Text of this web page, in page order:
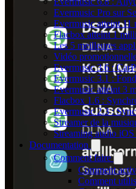
Evermusic Pro sur
Evermusic atteint 11
Flacbox atteint 1
Les 5 meilleures
Vidéo
Evermusic 3.6 :
Evermusic 3.1 :
Evermusic atteint 3
Flacbox 1.6 :
Evermusic 2.3 :
Streamer de la
Streaming audio
Documentation
Comment faire
Comment
Comment